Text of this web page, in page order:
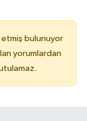
etmiş bulunuyor
yorumlardan